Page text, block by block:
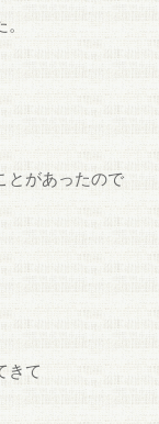
とがあったので
きて